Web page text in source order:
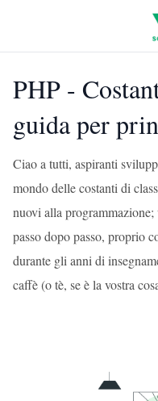
PHP -
guida per
Ciao a tutti, aspiranti
mondo delle costanti di
nuovi alla
passo dopo passo, proprio
durante gli anni di
caffè (o tè, se è la vostra